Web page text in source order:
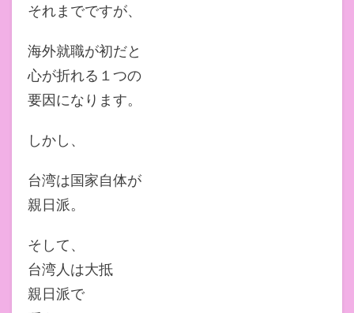
それまでですが、
海外就職が初だと
心が折れる１つの
要因になります。
しかし、
台湾は国家自体が
親日派。
そして、
台湾人は大抵
親日派で